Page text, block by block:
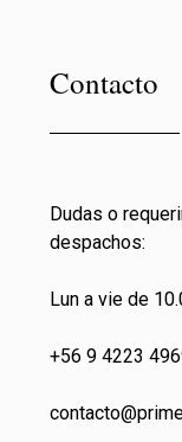
Contacto
Dudas o
despachos:
Lun a vie de
+56 9 4223